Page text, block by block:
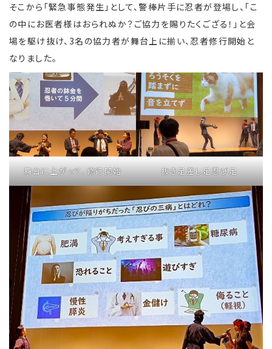
そこから「緊急事態発生」として、警棒片手に忍者が登場し、「こ
の中にお医者様はおられぬか？ご協力を賜りたくござる！」と会
場を駆け抜け、3名の協力者が舞台上に揃い、忍者修行開始と
なりました。
舞台に上がって、修行開始 抜き足差し足忍び足